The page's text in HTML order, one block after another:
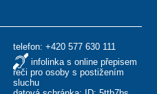
telefon: +420 577 630 111
infolinka s online přepisem
řeči pro osoby s postižením
sluchu